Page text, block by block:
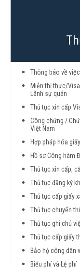
Thông báo về
Miễn thị thực/
Lãnh sự quán
Thủ tục xin cấp
Công chứng /
Việt Nam
Hợp pháp hóa
Hồ sơ Công hàm
Thủ tục xin cấp,
Thủ tục đăng ký
Thủ tục cấp giấy
Thủ tục chuyển
Thủ tục ghi chú
Thủ tục cấp giấy
Bảo hộ công dân
Biểu phí và Lệ phí